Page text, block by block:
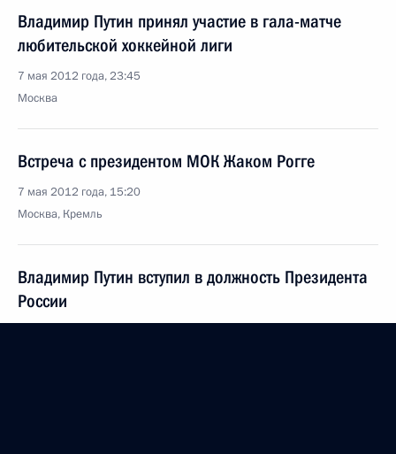
Владимир Путин принял участие в гала-матче
любительской хоккейной лиги
7 мая 2012 года, 23:45
Москва
Встреча с президентом МОК Жаком Рогге
7 мая 2012 года, 15:20
Москва, Кремль
Владимир Путин вступил в должность Президента
России